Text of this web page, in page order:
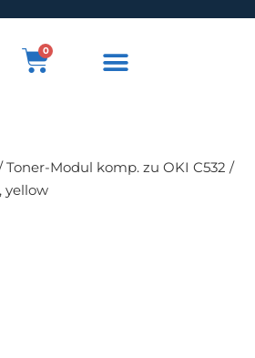
0
Toner-Modul komp. zu OKI C532 /
yellow